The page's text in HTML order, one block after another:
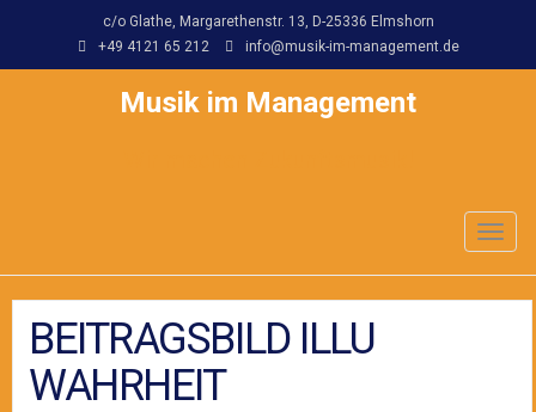
c/o Glathe, Margarethenstr. 13, D-25336 Elmshorn
+49 4121 65 212
info@musik-im-management.de
Musik im Management
BEITRAGSBILD ILLU
WAHRHEIT